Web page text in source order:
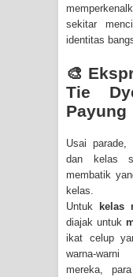
sekitar
identitas
🎨
Tie
Payung
Usai parade,
dan kelas
membatik
kelas.
Untuk
kelas
diajak untuk
ikat celup
warna-
mereka,